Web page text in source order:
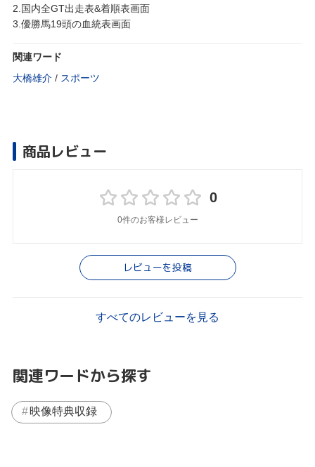
2.国内全GT出走表&着順表画面
3.優勝馬19頭の血統表画面
関連ワード
大橋雄介 / スポーツ
商品レビュー
0
0件のお客様レビュー
レビューを投稿
すべてのレビューを見る
関連ワードから探す
映像特典収録